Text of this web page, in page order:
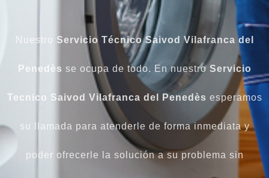
Nuestro Servicio Técnico Saivod Vilafranca del
Penedès se ocupa de todo. En nuestro Servicio
Tecnico Saivod Vilafranca del Penedès esperamos
su llamada para atenderle de forma inmediata y
poder ofrecerle la solución a su problema sin